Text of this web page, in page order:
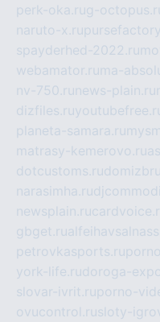
perk-oka.rug-
naruto-x.ru
spayderhed-2022.ru
webamator.ru ma-
nv-750.ru news-plain.ru
dizfiles.ru
planeta-samara.ru
matrasy-kemerovo.ru
dotcustoms.ru
narasimha.ru
newsplain.ru
gbget.ru
petrovkasports.ru
york-life.rudoroga-
slovar-ivrit.ruporno-
ovucontrol.rusloty-